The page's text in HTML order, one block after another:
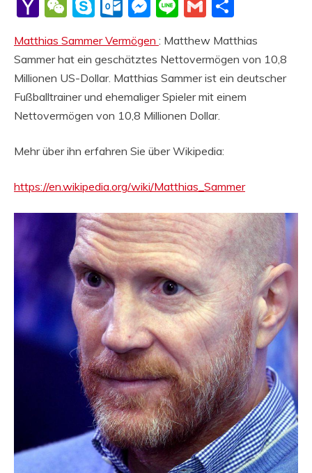
Yahoo
WeChat
SkypeOutlook.com
Messenger
LineGmail
Matthias Sammer Vermögen : Matthew Matthias
Sammer hat ein geschätztes Nettovermögen von 10,8
Millionen US-Dollar. Matthias Sammer ist ein deutscher
Fußballtrainer und ehemaliger Spieler mit einem
Nettovermögen von 10,8 Millionen Dollar.
Mehr über ihn erfahren Sie über Wikipedia:
https://en.wikipedia.org/wiki/Matthias_Sammer